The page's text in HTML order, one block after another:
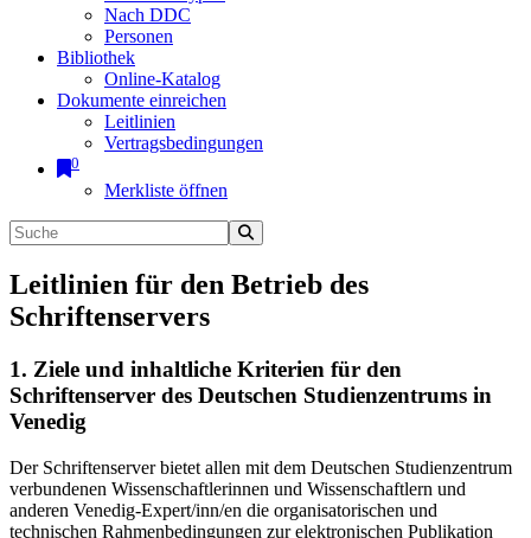
Nach DDC
Personen
Bibliothek
Online-Katalog
Dokumente einreichen
Leitlinien
Vertragsbedingungen
0
Merkliste öffnen
Leitlinien für den Betrieb des
Schriftenservers
1. Ziele und inhaltliche Kriterien für den
Schriftenserver des Deutschen Studienzentrums in
Venedig
Der Schriftenserver bietet allen mit dem Deutschen Studienzentrum
verbundenen Wissenschaftlerinnen und Wissenschaftlern und
anderen Venedig-Expert/inn/en die organisatorischen und
technischen Rahmenbedingungen zur elektronischen Publikation